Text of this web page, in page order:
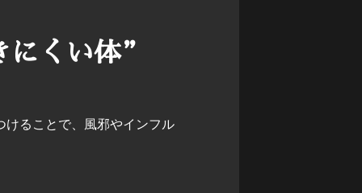
にくい体”
けることで、風邪やインフル